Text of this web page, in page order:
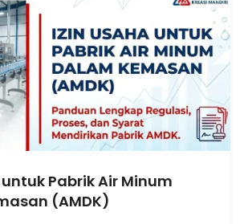
Pabrik Air Minum
(AMDK)